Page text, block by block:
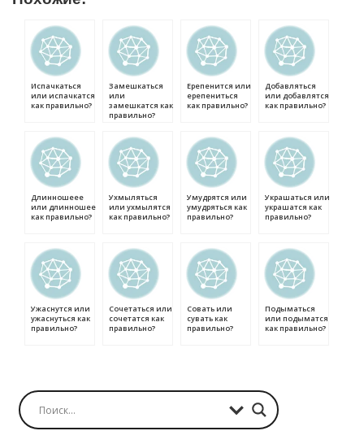
Испачкаться
или испачкатся
как правильно?
Замешкаться
или
замешкатся как
правильно?
Ерепенится или
ерепениться
как правильно?
Добавляться
или добавлятся
как правильно?
Длинношеее
или длинношее
как правильно?
Ухмыляться
или ухмылятся
как правильно?
Умудрятся или
умудряться как
правильно?
Украшаться или
украшатся как
правильно?
Ужаснутся или
ужаснуться как
правильно?
Сочетаться или
сочетатся как
правильно?
Совать или
сувать как
правильно?
Подыматься
или подыматся
как правильно?